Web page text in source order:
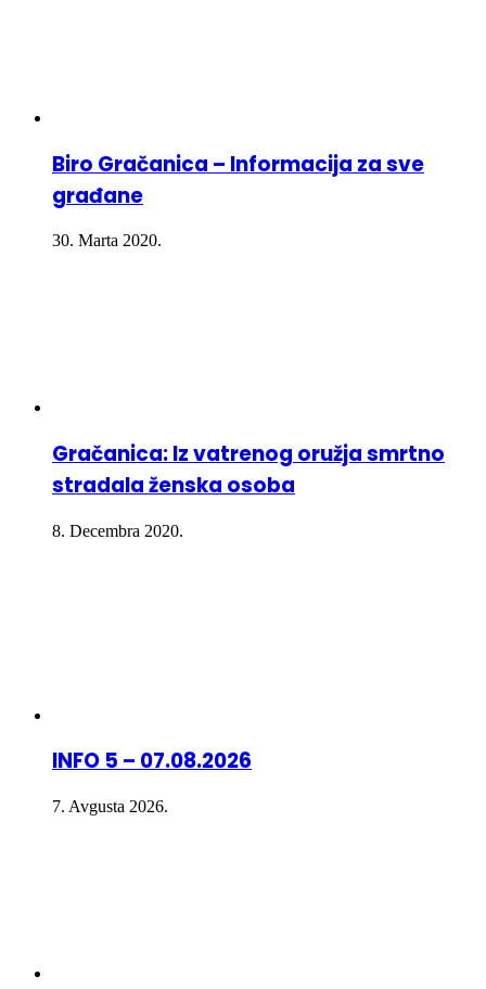
Biro Gračanica – Informacija za sve
građane
30. Marta 2020.
Gračanica: Iz vatrenog oružja smrtno
stradala ženska osoba
8. Decembra 2020.
INFO 5 – 07.08.2026
7. Avgusta 2026.